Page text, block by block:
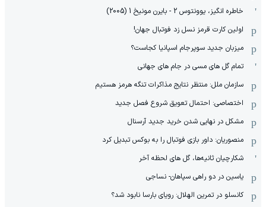
خاطره انگیز، یوونتوس 2 - بایرن مونیخ 1 (2005)
اولین کارت قرمز نسل زد فوتبال جهان!
میزبان جدید سوپرجام اسپانیا کجاست؟
تمام گل های مسی در جام های جهانی
سازمان ملل: منتظر نتایج مذاکرات تنگه هرمز هستیم
اختصاصی: احتمال تعویق شروع فصل جدید
مشکل در نهایی شدن خرید جدید آرسنال
منصوریان: داور بازی فوتبال را به بوکس تبدیل کرد
شکارچیان ثانیه‌ها، گل های لحظه آخر
یاسین در دو راهی سپاهان- نساجی
کانسلو در تمرین الهلال: رویای بارسا نابود شد؟